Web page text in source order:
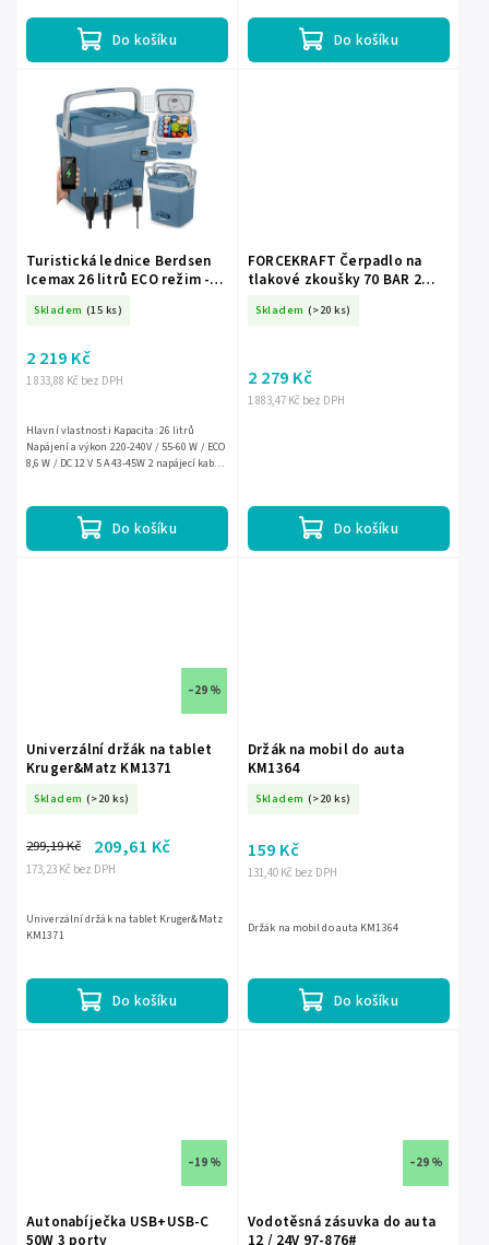
Do košíku Do košíku
Turistická lednice Berdsen
Icemax 26 litrů ECO režim -
Skladem (15 ks)
1 833,88 Kč bez DPH
2 219 Kč
Do košíku
Hlavní vlastnosti Kapacita: 26 litrů
Napájení a výkon 220-240V / 55-60 W / ECO
8,6 W / DC 12 V 5 A 43-45W 2 napájecí kabely
FORCEKRAFT Čerpadlo na
tlakové zkoušky 70 BAR 2
Skladem (>20 ks)
1 883,47 Kč bez DPH
2 279 Kč
Do košíku
–29 %
Univerzální držák na tablet
Kruger&Matz KM1371
Skladem (>20 ks)
173,23 Kč bez DPH
299,19 Kč 209,61 Kč
Do košíku
Univerzální držák na tablet Kruger&Matz
KM1371
Držák na mobil do auta
KM1364
Skladem (>20 ks)
131,40 Kč bez DPH
159 Kč
Do košíku
Držák na mobil do auta KM1364
–19 %
Autonabíječka USB+USB-C
50W 3 porty
–29 %
Vodotěsná zásuvka do auta
12 / 24V 97-876#